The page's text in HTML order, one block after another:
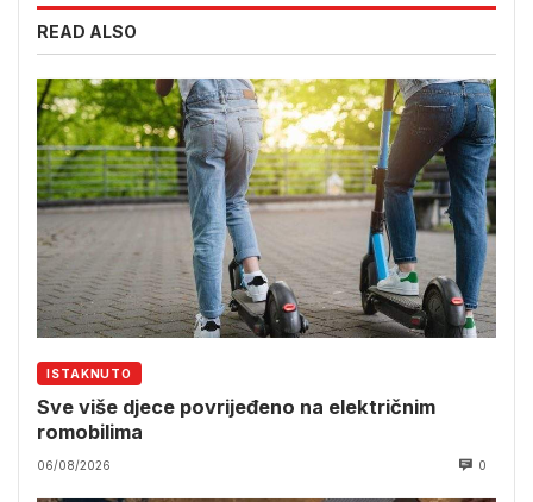
READ ALSO
ISTAKNUTO
Sve više djece povrijeđeno na električnim
romobilima
06/08/2026 0